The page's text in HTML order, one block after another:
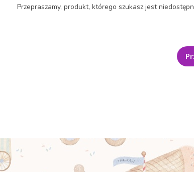
Przepraszamy, produkt, którego szukasz jest